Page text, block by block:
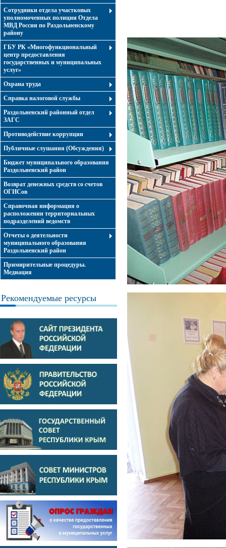
Сотрудники отдела участковых
уполномоченных полиции Отдела
МВД России по Раздольненскому
району
ГБУ РК «Многофункциональный
центр предоставления
государственных и муниципальных
услуг»
Охрана труда
Справка налоговой службы
Раздольненский районный отдел
ЗАГС
Противодействие коррупции
Публичные слушания (Обсуждения)
Бюджет муниципального образования
Раздольненский район
Возврат денежных средств со счетов
ОГИСов
Справочная информация о
расположении территориальных
подразделений ведомств
Отчеты о деятельности
муниципального образования
Раздольненский район
Примирительные процедуры.
Медиация
Рекомендуемые ресурсы